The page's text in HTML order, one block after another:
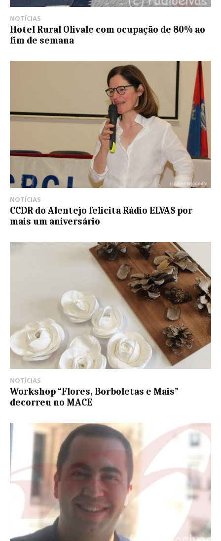
NOTÍCIAS
Hotel Rural Olivale com ocupação de 80% ao
fim de semana
NOTÍCIAS
CCDR do Alentejo felicita Rádio ELVAS por
mais um aniversário
NOTÍCIAS
Workshop “Flores, Borboletas e Mais”
decorreu no MACE